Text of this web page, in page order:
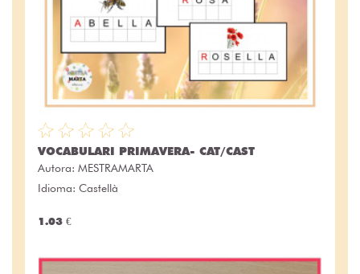
VOCABULARI PRIMAVERA- CAT/CAST
Autora: MESTRAMARTA
Idioma: Castellà
1.03 €